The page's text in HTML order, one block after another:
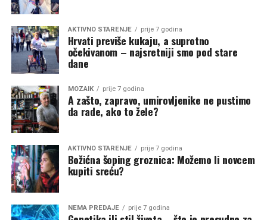
AKTIVNO STARENJE prije 7 godina
Hrvati previše kukaju, a suprotno
očekivanom – najsretniji smo pod stare
dane
MOZAIK prije 7 godina
A zašto, zapravo, umirovljenike ne pustimo
da rade, ako to žele?
AKTIVNO STARENJE prije 7 godina
Božićna šoping groznica: Možemo li novcem
kupiti sreću?
NEMA PREDAJE prije 7 godina